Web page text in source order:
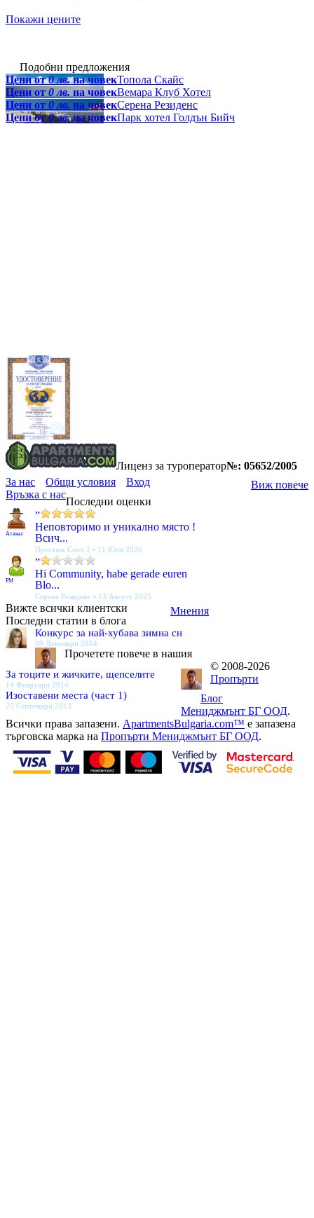
Покажи цените
Подобни предложения
Цени от0 лв.на човекТопола Скайс
Цени от 0 лв. на човекВемара Клуб Хотел
Цени от 0 лв. на човекСерена Резиденс
Цени от0 лв.на човекПарк хотел Голдън Бийч
Лиценз за туроператор№: 05652/2005
Виж повече
За нас Общи условия
Вход
Връзка с нас
Последни оценки
Атанас
”
Неповторимо и уникално място !
Всич...
Престиж Сити 2 • 11 Юли 2026
PM
”
Hi Community, habe gerade euren
Blo...
Серена Резиденс • 13 Август 2025
Мнения
Вижте всички клиентски
Последни статии в блога
Конкурс за най-хубава зимна сн
09 Декември 2014
За тоците и жичките, щепселите
14 Февруари 2014
Изоставени места (част 1)
25 Септември 2013
Блог
Прочетете повече в нашия
© 2008-2026
Пропърти
Мениджмънт БГ ООД.
Всички права запазени. ApartmentsBulgaria.com™ е запазена
търговска марка на Пропърти Мениджмънт БГ ООД.